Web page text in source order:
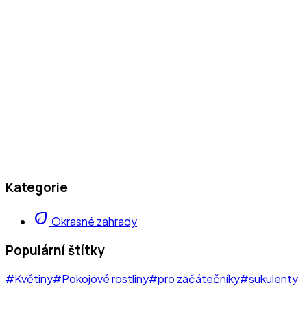
Kategorie
eco Okrasné zahrady
Populární štítky
#Květiny#Pokojové rostliny#pro začátečníky#sukulenty